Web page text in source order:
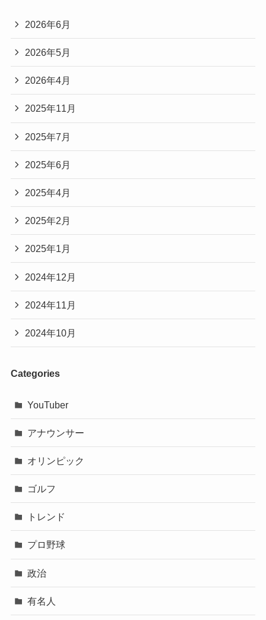
2026年6月
2026年5月
2026年4月
2025年11月
2025年7月
2025年6月
2025年4月
2025年2月
2025年1月
2024年12月
2024年11月
2024年10月
Categories
YouTuber
アナウンサー
オリンピック
ゴルフ
トレンド
プロ野球
政治
有名人